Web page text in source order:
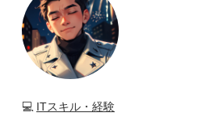
💻 ITスキル・経験